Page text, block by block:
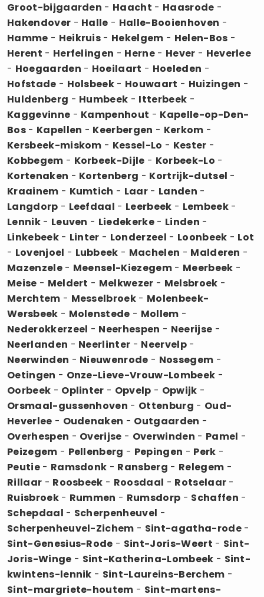
Groot-bijgaarden - Haacht - Haasrode -
Hakendover - Halle - Halle-Booienhoven -
Hamme - Heikruis - Hekelgem - Helen-Bos -
Herent - Herfelingen - Herne - Hever - Heverlee
- Hoegaarden - Hoeilaart - Hoeleden -
Hofstade - Holsbeek - Houwaart - Huizingen -
Huldenberg - Humbeek - Itterbeek -
Kaggevinne - Kampenhout - Kapelle-op-Den-
Bos- Kapellen - Keerbergen - Kerkom -
Kersbeek-miskom - Kessel-Lo - Kester -
Kobbegem - Korbeek-Dijle - Korbeek-Lo -
Kortenaken - Kortenberg - Kortrijk-dutsel -
Kraainem - Kumtich - Laar - Landen -
Langdorp - Leefdaal - Leerbeek - Lembeek-
Lennik- Leuven - Liedekerke- Linden -
Linkebeek- Linter - Londerzeel - Loonbeek - Lot
- Lovenjoel - Lubbeek - Machelen - Malderen -
Mazenzele- Meensel-Kiezegem- Meerbeek -
Meise - Meldert - Melkwezer - Melsbroek -
Merchtem - Messelbroek - Molenbeek-
Wersbeek - Molenstede - Mollem -
Nederokkerzeel - Neerhespen - Neerijse -
Neerlanden - Neerlinter - Neervelp-
Neerwinden - Nieuwenrode - Nossegem -
Oetingen - Onze-Lieve-Vrouw-Lombeek -
Oorbeek - Oplinter - Opvelp - Opwijk -
Orsmaal-gussenhoven - Ottenburg - Oud-
Heverlee - Oudenaken - Outgaarden -
Overhespen - Overijse - Overwinden - Pamel -
Peizegem - Pellenberg - Pepingen - Perk -
Peutie- Ramsdonk - Ransberg - Relegem -
Rillaar - Roosbeek - Roosdaal - Rotselaar -
Ruisbroek- Rummen - Rumsdorp - Schaffen -
Schepdaal - Scherpenheuvel -
Scherpenheuvel-Zichem - Sint-agatha-rode-
Sint-Genesius-Rode - Sint-Joris-Weert - Sint-
Joris-Winge - Sint-Katherina-Lombeek - Sint-
kwintens-lennik - Sint-Laureins-Berchem -
Sint-margriete-houtem - Sint-martens-